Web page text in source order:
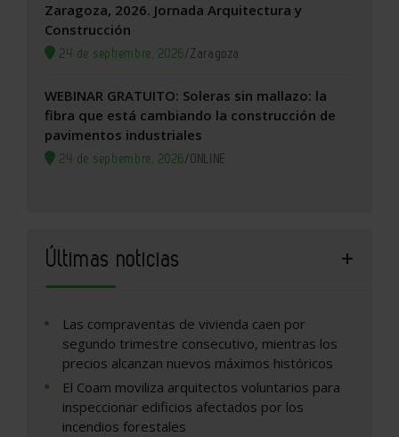
Zaragoza, 2026. Jornada Arquitectura y
Construcción
24 de septiembre, 2026/Zaragoza
WEBINAR GRATUITO: Soleras sin mallazo: la
fibra que está cambiando la construcción de
pavimentos industriales
24 de septiembre, 2026/ONLINE
Últimas noticias
Las compraventas de vivienda caen por
segundo trimestre consecutivo, mientras los
precios alcanzan nuevos máximos históricos
El Coam moviliza arquitectos voluntarios para
inspeccionar edificios afectados por los
incendios forestales